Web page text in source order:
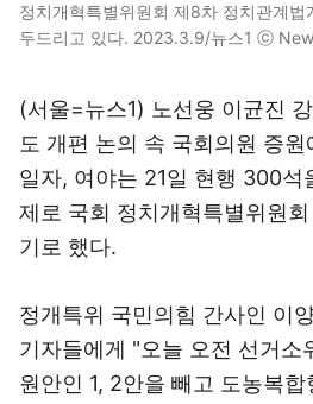
정치개혁특별위원회 제8차 정치관계법
두드리고 있다. 2023.3.9/뉴스1 ⓒ
(서울=뉴스1) 노선웅 이균진
도 개편 논의 속 국회의원 증
일자, 여야는 21일 현행 300석
제로 국회 정치개혁특별위원
기로 했다.
정개특위 국민의힘 간사인 이
기자들에게 "오늘 오전 선거소
원안인 1, 2안을 빼고 도농복